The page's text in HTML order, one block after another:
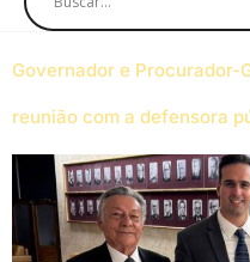
Governador e Procurador-
reunião com a defensora